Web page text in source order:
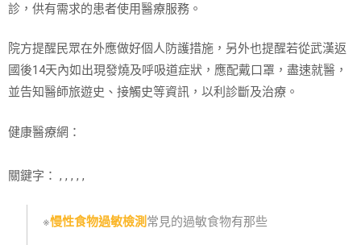
診，供有需求的患者使用醫療服務。
院方提醒民眾在外應做好個人防護措施，另外也提醒若從武漢返
國後14天內如出現發燒及呼吸道症狀，應配戴口罩，盡速就醫，
並告知醫師旅遊史、接觸史等資訊，以利診斷及治療。
健康醫療網：
關鍵字： , , , , ,
※慢性食物過敏檢測 常見的過敏食物有那些